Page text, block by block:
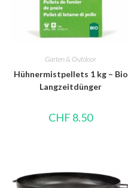
Garten & Outdoor
Hühnermistpellets 1 kg – Bio
Langzeitdünger
CHF 8.50